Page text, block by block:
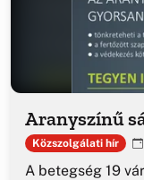
Aranyszínű
Közszolgálati hír
A betegség 19